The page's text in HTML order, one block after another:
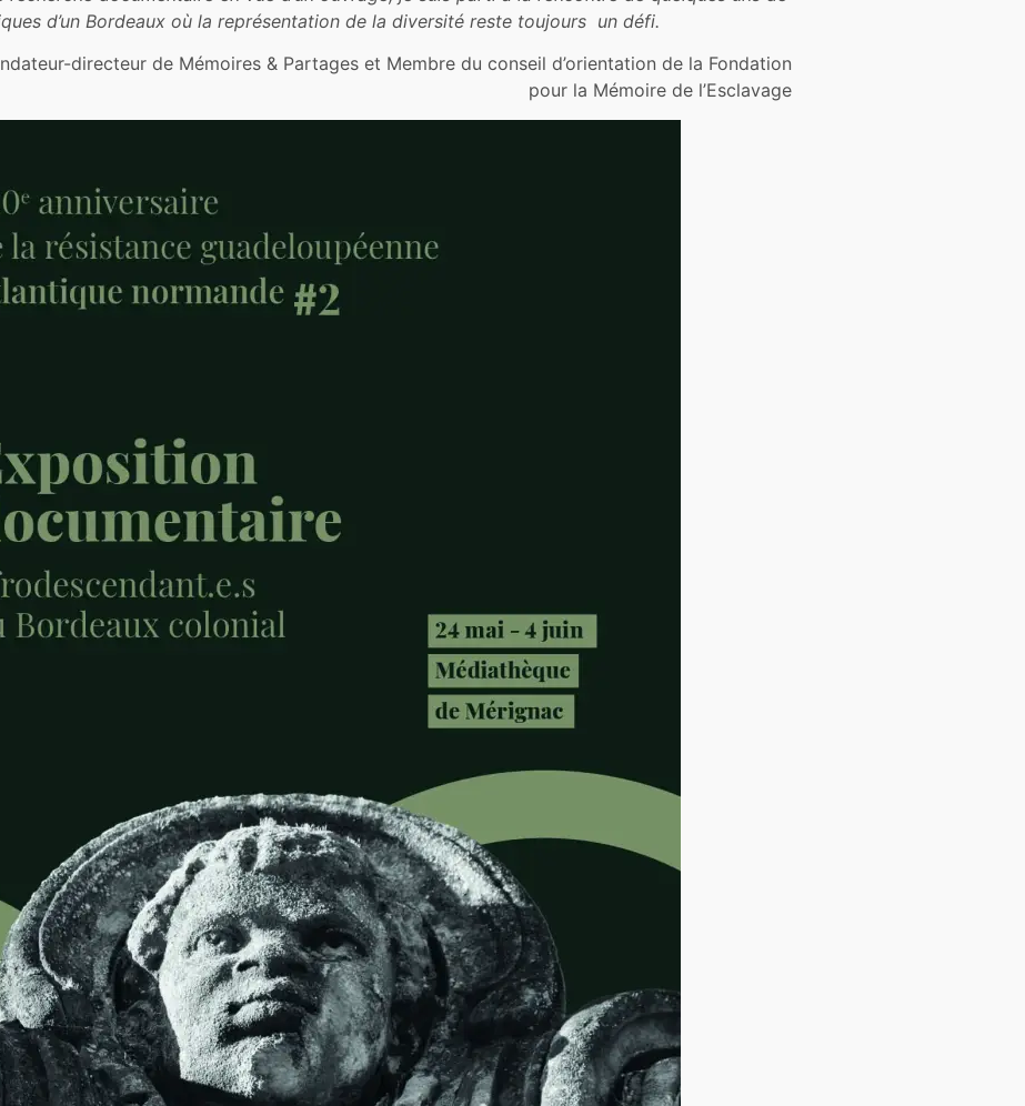
d’un Bordeaux où la représentation de la diversité reste toujours un défi.
directeur de Mémoires & Partages et Membre du conseil d’orientation de la Fondation
pour la Mémoire de l’Esclavage